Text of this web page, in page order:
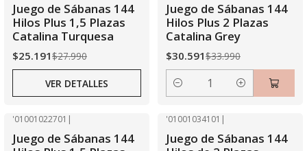
Agotado
Juego de Sábanas 144
Hilos Plus 1,5 Plazas
Catalina Turquesa
$25.191$27.990
VER DETALLES
Juego de Sábanas 144
Hilos Plus 2 Plazas
Catalina Grey
$30.591$33.990
Cantidad
'01001022701 |
Juego de Sábanas 144
'01001034101 |
Juego de Sábanas 144